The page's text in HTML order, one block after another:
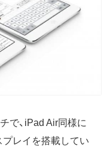
で、iPad Air同様に
プレイを搭載してい